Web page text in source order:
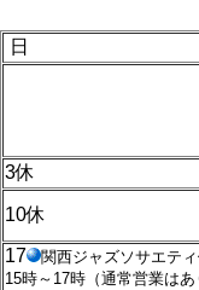
日
3休
10休
17
関西ジャズソサエテ
15時～17時 （通常営業は